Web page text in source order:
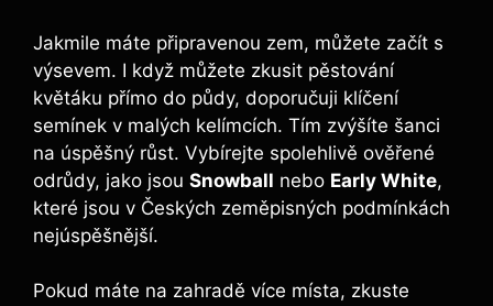
Jakmile máte připravenou zem, můžete začít s
výsevem. I když můžete zkusit pěstování
květáku přímo do půdy, doporučuji klíčení
semínek v malých kelímcích. Tím zvýšíte šanci
na úspěšný růst. Vybírejte spolehlivě ověřené
odrůdy, jako jsou Snowball nebo Early White,
které jsou v Českých zeměpisných podmínkách
nejúspěšnější.
Pokud máte na zahradě více místa, zkuste